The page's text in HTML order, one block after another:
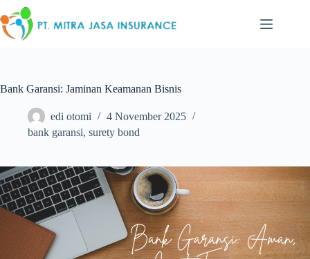
to
content
Bank Garansi: Jaminan Keamanan Bisnis
edi otomi
4 November 2025
bank garansi, surety bond